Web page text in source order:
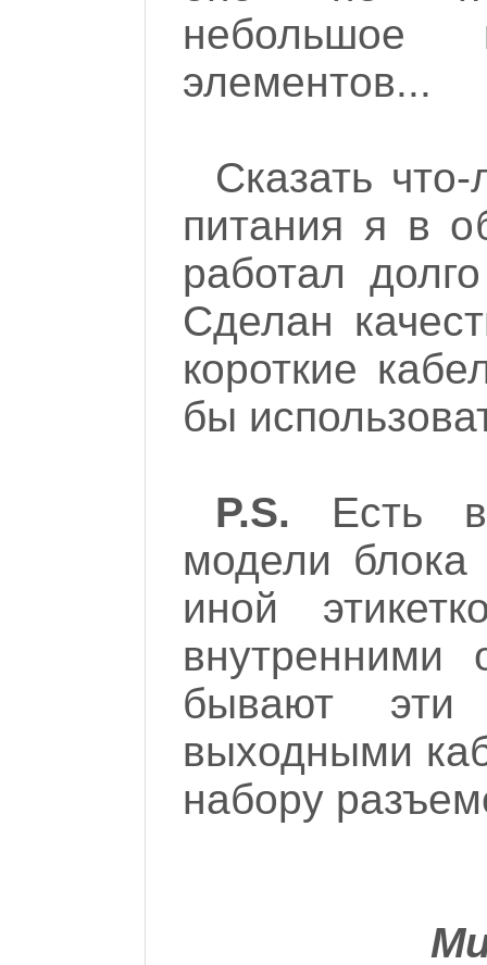
небольшое
элементов...
Сказать
питания я в
работал
Сделан
короткие
бы
P.S. Есть
модели блока
иной
внутренними
бывают
выходными
набору